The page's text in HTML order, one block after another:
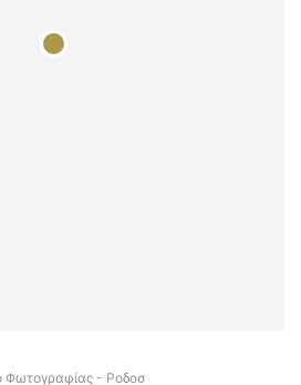
Φωτογραφίας - Ροδοσ